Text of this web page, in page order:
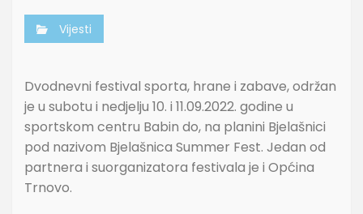
Vijesti
Dvodnevni festival sporta, hrane i zabave, održan
je u subotu i nedjelju 10. i 11.09.2022. godine u
sportskom centru Babin do, na planini Bjelašnici
pod nazivom Bjelašnica Summer Fest. Jedan od
partnera i suorganizatora festivala je i Općina
Trnovo.